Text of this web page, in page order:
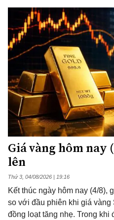
Giá vàng hôm nay
lên
Thứ 3, 04/08/2026 | 19:16
Kết thúc ngày hôm nay (4/8),
so với đầu phiên khi giá
đồng loạt tăng nhẹ. Trong khi